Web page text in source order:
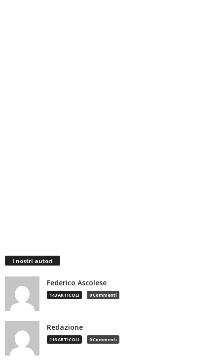
I nostri autori
Federico Ascolese
143 ARTICOLI 0 Commenti
Redazione
116 ARTICOLI 0 Commenti